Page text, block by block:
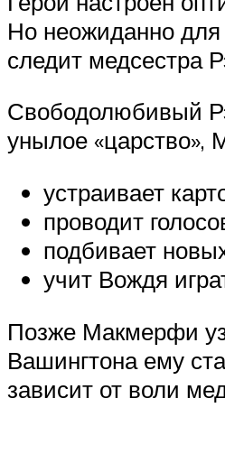
Но неожиданно для
следит медсестра
Свободолюбивый
унылое «царство»,
устраивает
проводит
подбивает
учит Вождя
Позже Макмерфи
Вашингтона ему
зависит от воли